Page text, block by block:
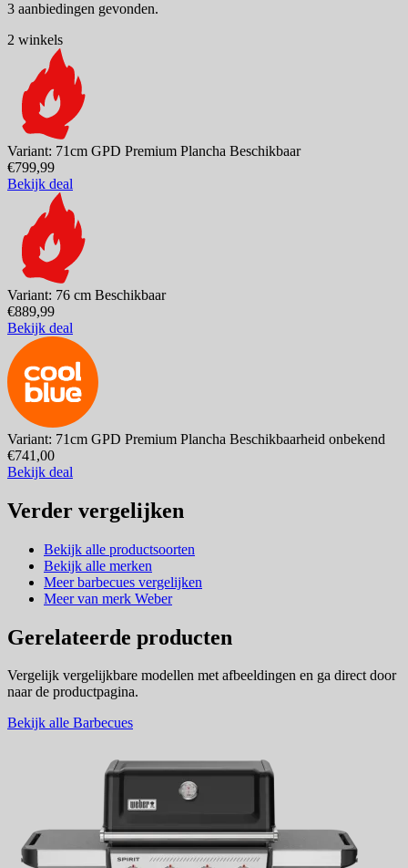
3 aanbiedingen gevonden.
2 winkels
Variant: 71cm GPD Premium Plancha Beschikbaar
€799,99
Bekijk deal
Variant: 76 cm Beschikbaar
€889,99
Bekijk deal
Variant: 71cm GPD Premium Plancha Beschikbaarheid onbekend
€741,00
Bekijk deal
Verder vergelijken
Bekijk alle productsoorten
Bekijk alle merken
Meer barbecues vergelijken
Meer van merk Weber
Gerelateerde producten
Vergelijk vergelijkbare modellen met afbeeldingen en ga direct door
naar de productpagina.
Bekijk alle Barbecues